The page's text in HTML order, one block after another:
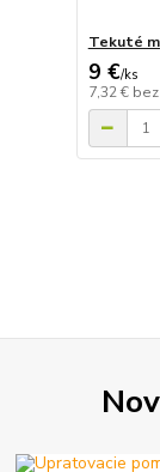
Tekuté
9 €/ks
7,32 €